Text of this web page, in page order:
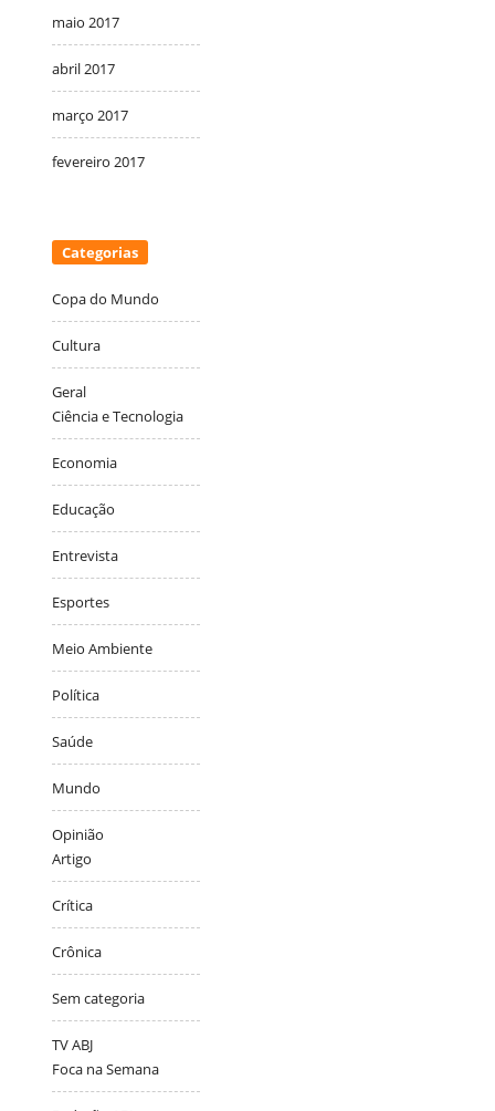
maio 2017
abril 2017
março 2017
fevereiro 2017
Categorias
Copa do Mundo
Cultura
Geral
Ciência e Tecnologia
Economia
Educação
Entrevista
Esportes
Meio Ambiente
Política
Saúde
Mundo
Opinião
Artigo
Crítica
Crônica
Sem categoria
TV ABJ
Foca na Semana